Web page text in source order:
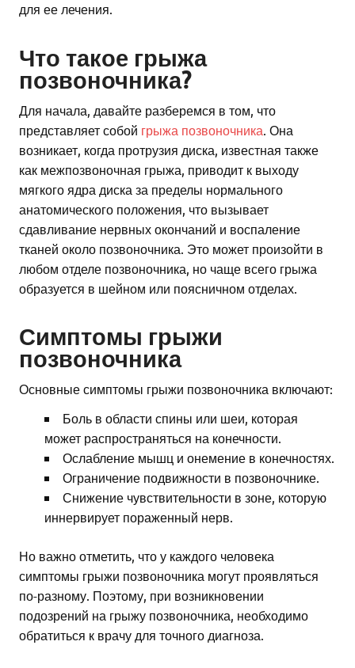
для ее лечения.
Что такое грыжа
позвоночника?
Для начала, давайте разберемся в том, что
представляет собой грыжа позвоночника . Она
возникает, когда протрузия диска, известная также
как межпозвоночная грыжа, приводит к выходу
мягкого ядра диска за пределы нормального
анатомического положения, что вызывает
сдавливание нервных окончаний и воспаление
тканей около позвоночника. Это может произойти в
любом отделе позвоночника, но чаще всего грыжа
образуется в шейном или поясничном отделах.
Симптомы грыжи
позвоночника
Основные симптомы грыжи позвоночника включают:
Боль в области спины или шеи, которая
может распространяться на конечности.
Ослабление мышц и онемение в конечностях.
Ограничение подвижности в позвоночнике.
Снижение чувствительности в зоне, которую
иннервирует пораженный нерв.
Но важно отметить, что у каждого человека
симптомы грыжи позвоночника могут проявляться
по-разному. Поэтому, при возникновении
подозрений на грыжу позвоночника, необходимо
обратиться к врачу для точного диагноза.